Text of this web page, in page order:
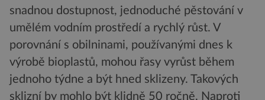
snadnou dostupnost, jednoduché pěstování v
umělém vodním prostředí a rychlý růst. V
porovnání s obilninami, používanými dnes k
výrobě bioplastů, mohou řasy vyrůst během
jednoho týdne a být hned sklizeny. Takových
sklizní by mohlo být klidně 50 ročně. Naproti